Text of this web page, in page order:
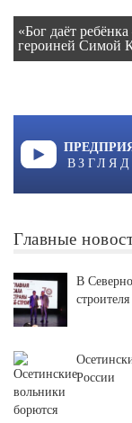
«Бог даёт
героиней Симой
Главные
В
строителя
России